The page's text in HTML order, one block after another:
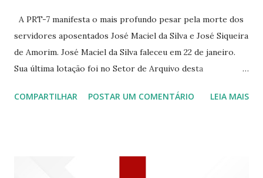
A PRT-7 manifesta o mais profundo pesar pela morte dos
servidores aposentados José Maciel da Silva e José Siqueira
de Amorim. José Maciel da Silva faleceu em 22 de janeiro.
Sua última lotação foi no Setor de Arquivo desta
Siqueira Amorim faleceu em 28 de fevereiro e encerrou a
COMPARTILHAR POSTAR UM COMENTÁRIO LEIA MAIS